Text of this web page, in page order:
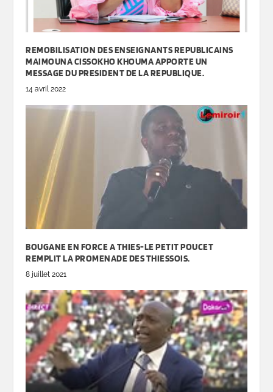
REMOBILISATION DES ENSEIGNANTS REPUBLICAINS
MAIMOUNA CISSOKHO KHOUMA APPORTE UN
MESSAGE DU PRESIDENT DE LA REPUBLIQUE.
14 avril 2022
BOUGANE EN FORCE A THIES-LE PETIT POUCET
REMPLIT LA PROMENADE DES THIESSOIS.
8 juillet 2021